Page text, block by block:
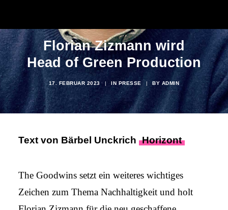
Florian Zizmann wird
Head of Green Production
17. FEBRUAR 2023 | IN PRESSE | BY ADMIN
Text von Bärbel Unckrich Horizont
The Goodwins setzt ein weiteres wichtiges
Zeichen zum Thema Nachhaltigkeit und holt